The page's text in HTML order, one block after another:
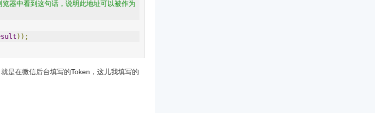
器中看到这句话，说明此地址可以被作为
));
是在微信后台填写的Token，这儿我填写的